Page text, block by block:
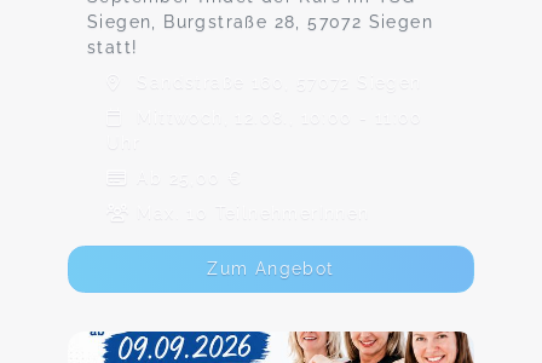
Siegen, Burgstraße 28, 57072 Siegen
statt!
Sandstraße 160, 57072 Siegen
Mittwoch, 12.08., 10:00 - 11:00
Ab 25,00 €
Max. 10 TeilnehmerInnen
Zum Angebot